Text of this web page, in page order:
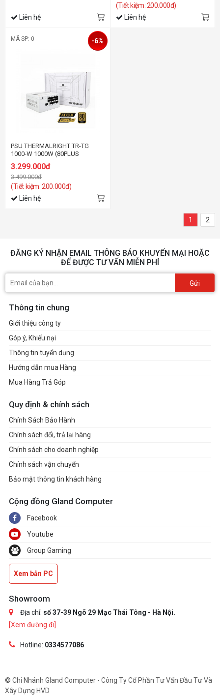
Liên hệ
(Tiết kiệm: 200.000đ)
Liên hệ
MÃ SP: 0
PSU THERMALRIGHT TR-TG
1000-W 1000W (80PLUS
MODULAR/MÀU TRẮNG)
3.299.000đ
3.499.000đ
(Tiết kiệm: 200.000đ)
-6%
Liên hệ
1 2
ĐĂNG KÝ NHẬN EMAIL THÔNG BÁO KHUYẾN MẠI HOẶC
ĐỂ ĐƯỢC TƯ VẤN MIỄN PHÍ
Gửi
Thông tin chung
Giới thiệu công ty
Góp ý, Khiếu nại
Thông tin tuyển dụng
Hướng dẫn mua Hàng
Mua Hàng Trả Góp
Quy định & chính sách
Chính Sách Bảo Hành
Chính sách đổi, trả lại hàng
Chính sách cho doanh nghiệp
Chính sách vận chuyển
Bảo mật thông tin khách hàng
Cộng đồng Gland Computer
Facebook
Youtube
Group Gaming
Xem bản PC
Showroom
Địa chỉ: số 37-39 Ngõ 29 Mạc Thái Tông - Hà Nội.
[Xem đường đi]
Hotline: 0334577086
© Chi Nhánh Gland Computer - Công Ty Cổ Phần Tư Vấn Đầu Tư Và
Xây Dựng HVD